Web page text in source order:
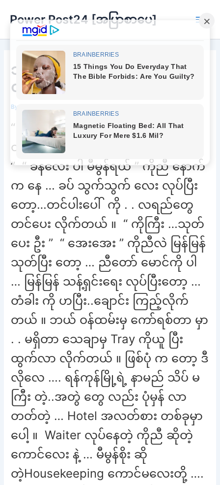
content
Power Post24 [အပြာစာပေ]
Main
သုံးယောက်စလုံး ကောင်းလွန်းပါ
တယ်ရှင်
By
“ ကိုညီ . . မလုပ်နဲ့ တော့ …
တစ်ယောက်ယောက် တွေ့သွား လိမ့်မယ်
” “ ခနလေး ပါ မီမွန်ရယ် ” ကိုညီ နောက်
က နေ … ခပ် သွက်သွက် လေး လုပ်ပြီး
တော့…တင်ပါးပေါ် ကို . . လရည်တွေ
တင်ပေး လိုက်တယ် ။ “ ကိုကြီး …သုတ်
ပေး ဦး ” “ အေးအေး ” ကိုညီလဲ မြန်မြန်
သုတ်ပြီး တော့ … ညီတော် မောင်ကို ပါ
… မြန်မြန် သန့်ရှင်းရေး လုပ်ပြီးတော့ …
တံခါး ကို ဟပြီး..ချောင်း ကြည့်လိုက်
တယ် ။ ဘယ် ဝန်ထမ်းမှ ကော်ရစ်တာ မှာ
. . မရှိတာ သေချာမှ Tray ကိုယူ ပြီး
ထွက်လာ လိုက်တယ် ။ ဖြစ်ပုံ က တော့ ဒီ
လိုလေ …. ရန်ကုန်မြို့ရဲ့ နာမည် သိပ် မ
ကြီး တဲ့..အတွဲ တွေ လည်း ပုံမှန် လာ
တတ်တဲ့ … Hotel အလတ်စား တစ်ခုမှာ
ပေါ့ ။ Waiter လုပ်နေတဲ့ ကိုညီ ဆိုတဲ့
ကောင်လေး နဲ့ … မီမွန်စိုး ဆို
တဲ့Housekeeping ကောင်မလေးတို့ ….